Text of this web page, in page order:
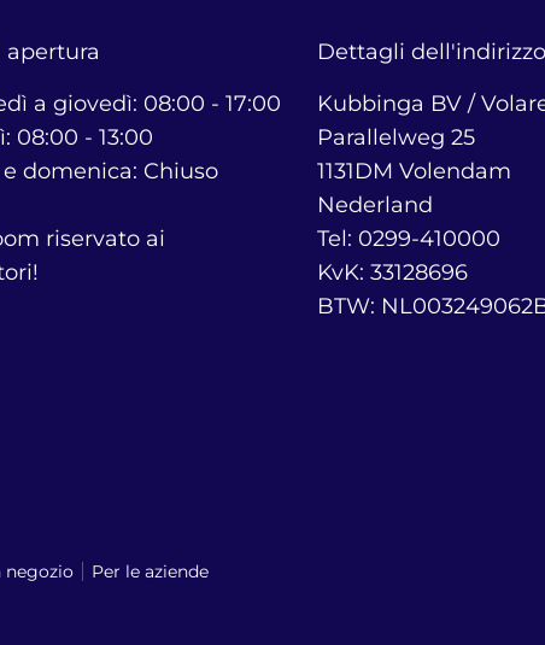
apertura
a giovedì: 08:00 - 17:00
08:00 - 13:00
domenica: Chiuso
riservato ai
Dettagli dell'indirizzo
Kubbinga BV /
Parallelweg 25
1131DM Volendam
Nederland
Tel: 0299-410000
KvK: 33128696
BTW:
negozio
Per le aziende